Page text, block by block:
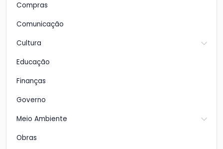
Compras
Comunicação
Cultura
Educação
Finanças
Governo
Meio Ambiente
Obras